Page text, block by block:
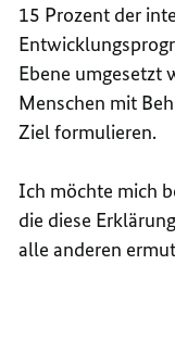
15 Prozent der
Ebene umgesetzt
Menschen mit
Ziel formulieren.
Ich möchte mich
die diese
alle anderen